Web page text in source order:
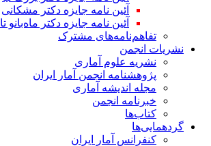
آئین نامه جایزه دکتر مشکانی
آئین نامه جایزه دکتر ماه‌بانو تاتا
تفاهم‌نامه‌های مشترک
نشریات انجمن
نشریه علوم آماری
پژوهشنامه انجمن آمار ایران
مجله اندیشه آماری
خبرنامه انجمن
کتاب‌ها
گردهمایی‌ها
کنفرانس آمار ایران